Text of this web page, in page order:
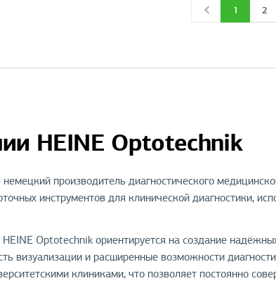
1 2
HEINE Optotechnik
производитель диагностического
инструментов для клинической диагностики,
Optotechnik ориентируется на создание
визуализации и расширенные возможности
клиниками, что позволяет постоянно